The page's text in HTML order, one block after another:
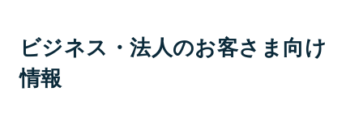
ビジネス・法人のお客さま向け
情報